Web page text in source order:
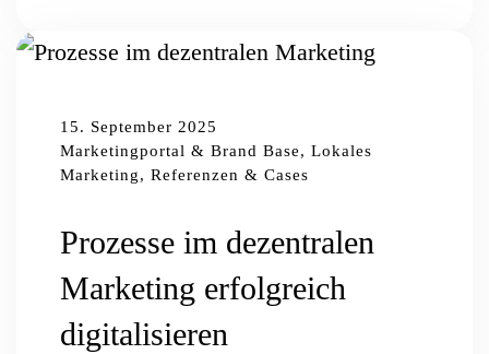
15. September 2025
Marketingportal & Brand Base, Lokales
Marketing, Referenzen & Cases
Prozesse im dezentralen
Marketing erfolgreich
digitalisieren